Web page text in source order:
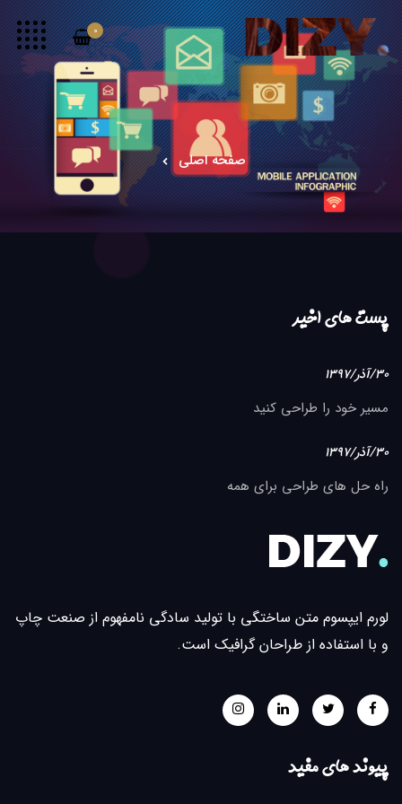
0
صفحه اصلی
پست های اخیر
30/آذر/1397
مسیر خود را طراحی کنید
30/آذر/1397
راه حل های طراحی برای همه
لورم ایپسوم متن ساختگی با تولید سادگی نامفهوم از صنعت چاپ
و با استفاده از طراحان گرافیک است.
پیوند های مفید